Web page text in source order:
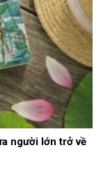
người lớn trở về